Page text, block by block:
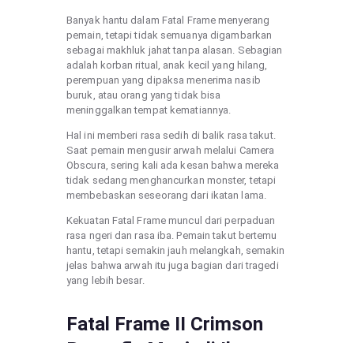
Banyak hantu dalam Fatal Frame menyerang
pemain, tetapi tidak semuanya digambarkan
sebagai makhluk jahat tanpa alasan. Sebagian
adalah korban ritual, anak kecil yang hilang,
perempuan yang dipaksa menerima nasib
buruk, atau orang yang tidak bisa
meninggalkan tempat kematiannya.
Hal ini memberi rasa sedih di balik rasa takut.
Saat pemain mengusir arwah melalui Camera
Obscura, sering kali ada kesan bahwa mereka
tidak sedang menghancurkan monster, tetapi
membebaskan seseorang dari ikatan lama.
Kekuatan Fatal Frame muncul dari perpaduan
rasa ngeri dan rasa iba. Pemain takut bertemu
hantu, tetapi semakin jauh melangkah, semakin
jelas bahwa arwah itu juga bagian dari tragedi
yang lebih besar.
Fatal Frame II Crimson